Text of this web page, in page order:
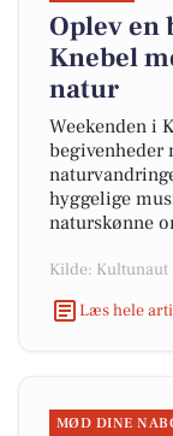
Oplev en
Knebel
natur
Weekenden i
begivenheder
hyggelige
naturskønne
Kilde: Kultunaut
Læs hele
MØD DINE